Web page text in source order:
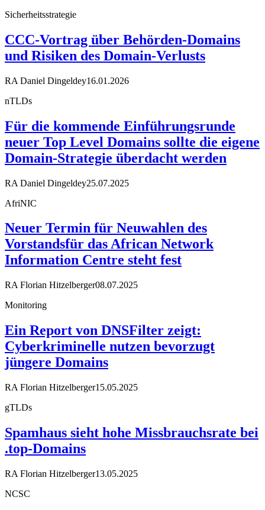
Sicherheitsstrategie
CCC-Vortrag über Behörden-Domains
und Risiken des Domain-Verlusts
RA Daniel Dingeldey16.01.2026
nTLDs
Für die kommende Einführungsrunde
neuer Top Level Domains sollte die eigene
Domain-Strategie überdacht werden
RA Daniel Dingeldey25.07.2025
AfriNIC
Neuer Termin für Neuwahlen des
Vorstandsfür das African Network
Information Centre steht fest
RA Florian Hitzelberger08.07.2025
Monitoring
Ein Report von DNSFilter zeigt:
Cyberkriminelle nutzen bevorzugt
jüngere Domains
RA Florian Hitzelberger15.05.2025
gTLDs
Spamhaus sieht hohe Missbrauchsrate bei
.top-Domains
RA Florian Hitzelberger13.05.2025
NCSC